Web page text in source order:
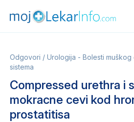
Odgovori / Urologija - Bolesti
sistema
Compressed urethra i
mokracne cevi kod
prostatitisa